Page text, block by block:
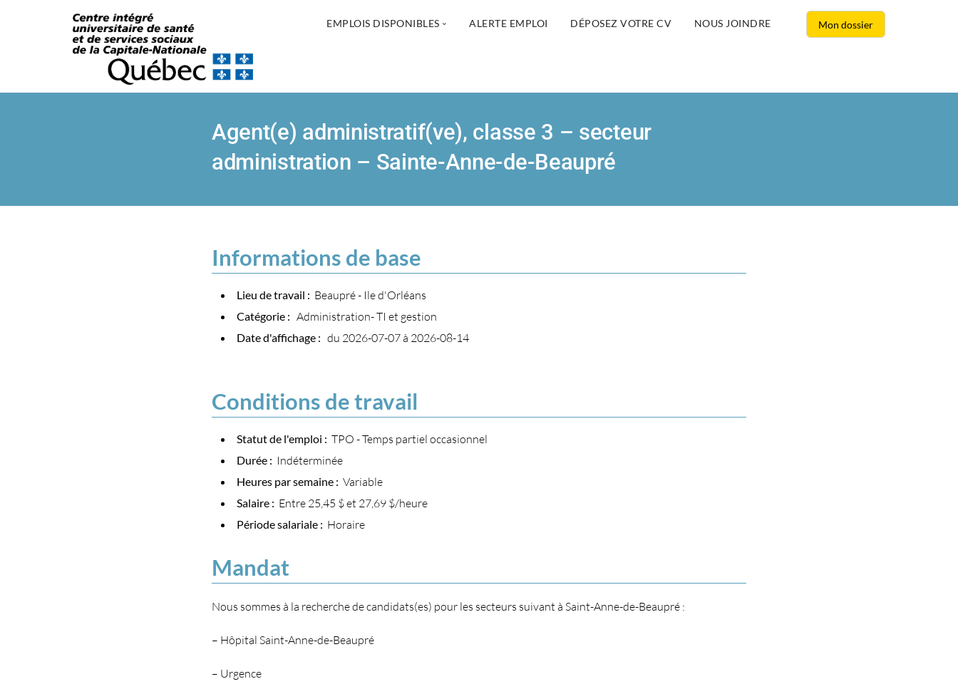
EMPLOIS DISPONIBLES
Assistance à la personne et métiers
Services sociaux
Administration, TI et Gestion
Réadaptation physique
ALERTE EMPLOI DÉPOSEZ VOTRE CV NOUS JOINDRE Mon dossier
Agent(e) administratif(ve), classe 3 – secteur
administration – Sainte-Anne-de-Beaupré
Informations de base
Lieu de travail : Beaupré - Ile d'Orléans
Catégorie : Administration- TI et gestion
Date d'affichage : du 2026-07-07 à 2026-08-14
Conditions de travail
Statut de l'emploi : TPO - Temps partiel occasionnel
Durée : Indéterminée
Heures par semaine : Variable
Salaire : Entre 25,45 $ et 27,69 $/heure
Période salariale : Horaire
Mandat
Nous sommes à la recherche de candidats(es) pour les secteurs suivant à Saint-Anne-de-Beaupré :
– Hôpital Saint-Anne-de-Beaupré
– Urgence